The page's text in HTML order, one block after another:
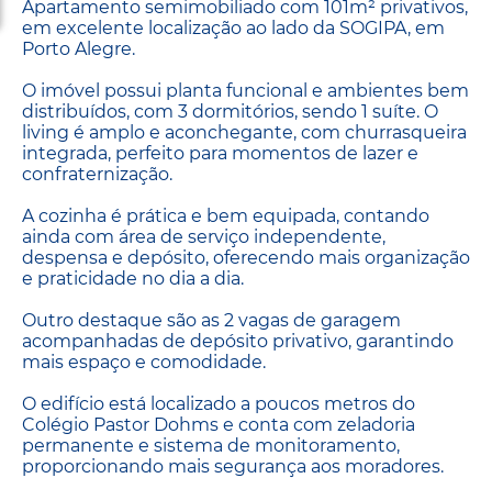
Apartamento semimobiliado com 101m² privativos,
em excelente localização ao lado da SOGIPA, em
Porto Alegre.
O imóvel possui planta funcional e ambientes bem
distribuídos, com 3 dormitórios, sendo 1 suíte. O
living é amplo e aconchegante, com churrasqueira
integrada, perfeito para momentos de lazer e
confraternização.
A cozinha é prática e bem equipada, contando
ainda com área de serviço independente,
despensa e depósito, oferecendo mais organização
e praticidade no dia a dia.
Outro destaque são as 2 vagas de garagem
acompanhadas de depósito privativo, garantindo
mais espaço e comodidade.
O edifício está localizado a poucos metros do
Colégio Pastor Dohms e conta com zeladoria
permanente e sistema de monitoramento,
proporcionando mais segurança aos moradores.